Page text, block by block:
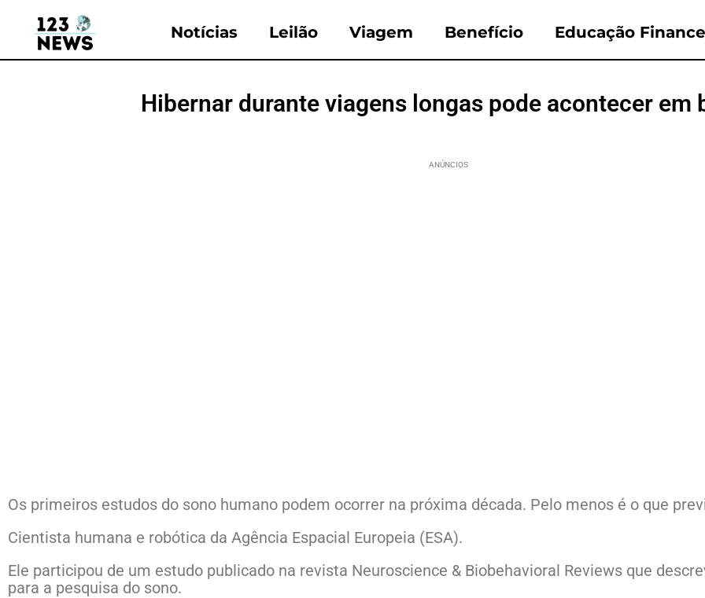
Notícias Leilão Viagem Benefício Educação
Hibernar durante viagens longas pode acontecer em
ANÚNCIOS
Os primeiros estudos do sono humano podem ocorrer na próxima década. Pelo menos é o que
Cientista humana e robótica da Agência Espacial Europeia (ESA).
Ele participou de um estudo publicado na revista Neuroscience & Biobehavioral Reviews que
para a pesquisa do sono.